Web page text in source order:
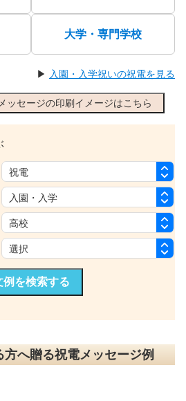
大学・専門学校
▶ 入園・入学祝いの祝電を見る
メッセージの印刷イメージはこちら
例を検索する
方へ贈る祝電メッセージ例